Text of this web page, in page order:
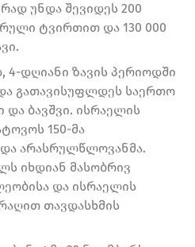
უნდა შევიდეს 200
ტვირთით და 130 000
4-დღიანი ზავის პერიოდში
გათავისუფლდეს საერთო
და ბავშვი. ისრაელის
150-მა
არასრულწლოვანმა.
იხდიან მასობრივ
და ისრაელის
თავდასხმის